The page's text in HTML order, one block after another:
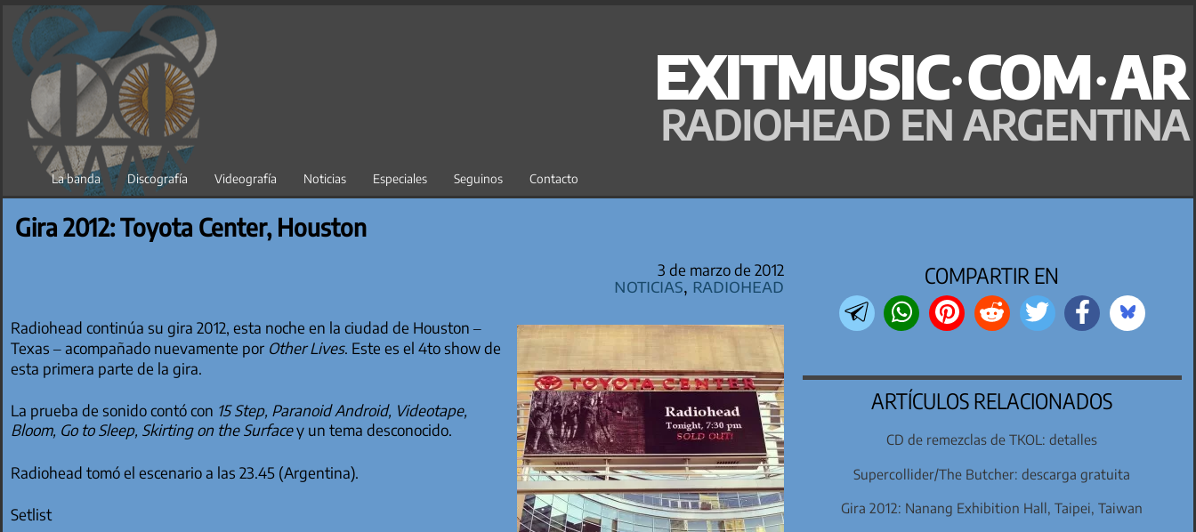
Saltar
contenido
EXITMUSIC·COM·AR
RADIOHEAD EN ARGENTINA
La banda Discografía Videografía Noticias Especiales Seguinos Contacto
Gira 2012: Toyota Center, Houston
3 de marzo de 2012
Noticias, Radiohead
Radiohead continúa su gira 2012, esta noche en la ciudad de Houston –
Texas – acompañado nuevamente por Other Lives. Este es el 4to show de
esta primera parte de la gira.
La prueba de sonido contó con 15 Step, Paranoid Android, Videotape,
Bloom, Go to Sleep, Skirting on the Surfacey un tema desconocido.
Radiohead tomó el escenario a las 23.45 (Argentina).
Setlist
COMPARTIR EN
ARTÍCULOS RELACIONADOS
CD de remezclas de TKOL: detalles
Supercollider/The Butcher: descarga gratuita
Gira 2012: Nanang Exhibition Hall, Taipei, Taiwan